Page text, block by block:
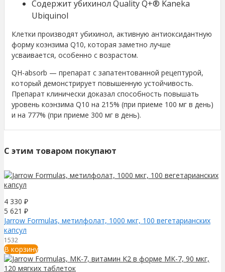
Содержит убихинол Quality Q+® Kaneka
Ubiquinol
Клетки производят убихинол, активную антиоксидантную
форму коэнзима Q10, которая заметно лучше
усваивается, особенно с возрастом.
QH-absorb — препарат с запатентованной рецептурой,
который демонстрирует повышенную устойчивость.
Препарат клинически доказал способность повышать
уровень коэнзима Q10 на 215% (при приеме 100 мг в день)
и на 777% (при приеме 300 мг в день).
C этим товаром покупают
4 330 ₽
5 621 ₽
Jarrow Formulas, метилфолат, 1000 мкг, 100 вегетарианских
капсул
1532
В корзину